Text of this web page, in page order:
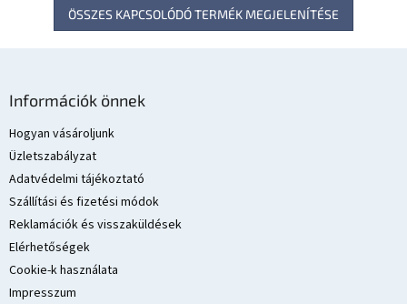
ÖSSZES KAPCSOLÓDÓ TERMÉK MEGJELENÍTÉSE
Információk önnek
Hogyan vásároljunk
Üzletszabályzat
Adatvédelmi tájékoztató
Szállítási és fizetési módok
Reklamációk és visszaküldések
Elérhetőségek
Cookie-k használata
Impresszum